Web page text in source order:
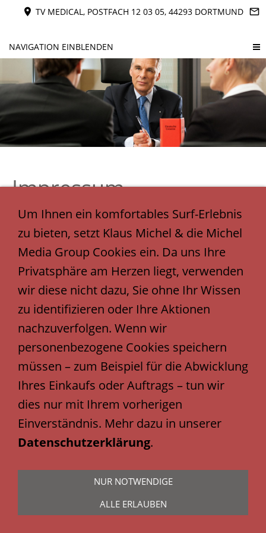
TV MEDICAL, POSTFACH 12 03 05, 44293 DORTMUND
NAVIGATION EINBLENDEN
Impressum
Sie sind hier:Startseite»Service»Impressum
© 2024 Michel Media Group,
Klaus Michel&
Emotion-Media3 Consulting Group.
Alle Rechte vorbehalten.
Um Ihnen ein komfortables Surf-Erlebnis
zu bieten, setzt Klaus Michel & die Michel
Media Group Cookies ein. Da uns Ihre
Privatsphäre am Herzen liegt, verwenden
wir diese nicht dazu, Sie ohne Ihr Wissen
zu identifizieren oder Ihre Aktionen
nachzuverfolgen. Wenn wir
personenbezogene Cookies speichern
müssen – zum Beispiel für die Abwicklung
Ihres Einkaufs oder Auftrags – tun wir
dies nur mit Ihrem vorherigen
Einverständnis. Mehr dazu in unserer
Datenschutzerklärung.
NUR NOTWENDIGE
ALLE ERLAUBEN